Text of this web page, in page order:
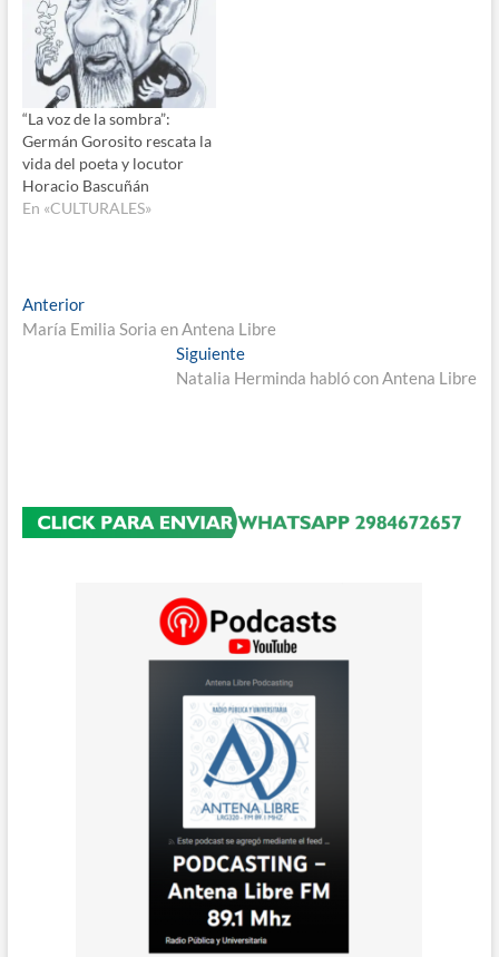
“La voz de la sombra”:
Germán Gorosito rescata la
vida del poeta y locutor
Horacio Bascuñán
En «CULTURALES»
Navegación
de
AnteriorEntrada
anterior:
María Emilia Soria en Antena Libre
SiguienteEntrada
siguiente:
Natalia Herminda habló con Antena Libre